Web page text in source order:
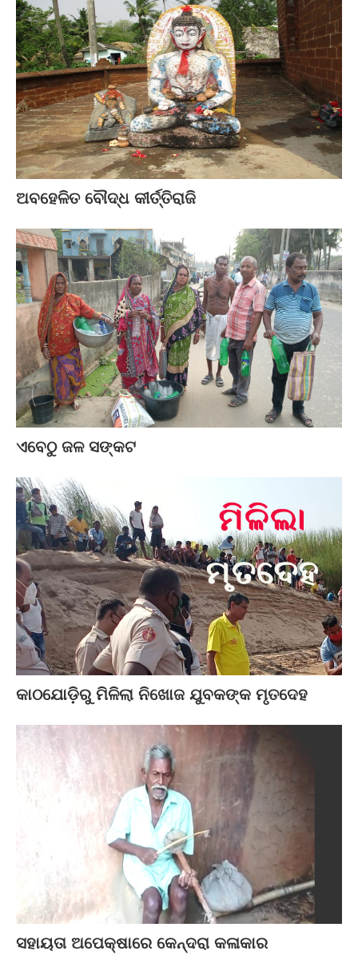
ଅବହେଳିତ ବୌଦ୍ଧ କୀର୍ତ୍ତିରାଜି
ଏବେଠୁ ଜଳ ସଙ୍କଟ
କାଠଯୋଡ଼ିରୁ ମିଳିଲା ନିଖୋଜ ଯୁବକଙ୍କ ମୃତଦେହ
ସହାୟତା ଅପେକ୍ଷାରେ କେନ୍ଦରା କଳାକାର